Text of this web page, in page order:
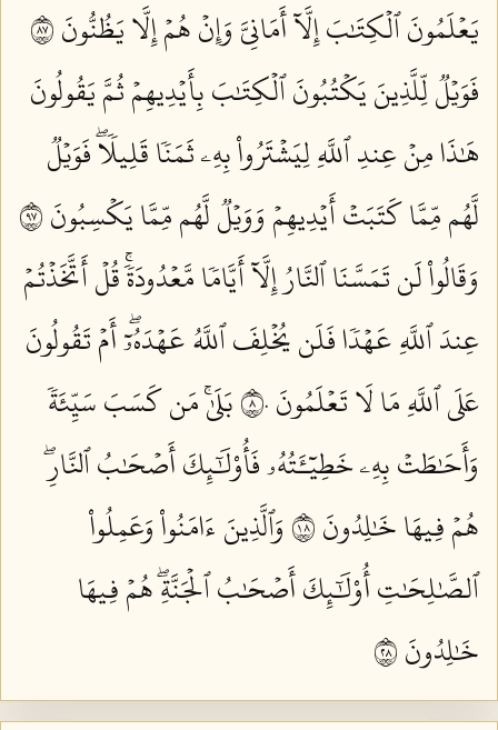
يَعۡلَمُونَ ٱلۡكِتَٰبَ إِلَّآ أَمَانِيَّ وَإِنۡ هُمۡ إِلَّا يَظُنُّونَ ٧٨
فَوَيۡلٞ لِّلَّذِينَ يَكۡتُبُونَ ٱلۡكِتَٰبَ بِأَيۡدِيهِمۡ ثُمَّ يَقُولُونَ
هَٰذَا مِنۡ عِندِ ٱللَّهِ لِيَشۡتَرُواْ بِهِۦ ثَمَنٗا قَلِيلٗاۖ فَوَيۡلٞ
لَّهُم مِّمَّا كَتَبَتۡ أَيۡدِيهِمۡ وَوَيۡلٞ لَّهُم مِّمَّا يَكۡسِبُونَ ٧٩
وَقَالُواْ لَن تَمَسَّنَا ٱلنَّارُ إِلَّآ أَيَّامٗا مَّعۡدُودَةٗۚ قُلۡ أَتَّخَذۡتُمۡ
عِندَ ٱللَّهِ عَهۡدٗا فَلَن يُخۡلِفَ ٱللَّهُ عَهۡدَهُۥٓۖ أَمۡ تَقُولُونَ
عَلَى ٱللَّهِ مَا لَا تَعۡلَمُونَ ٨٠
بَلَىٰۚ مَن كَسَبَ سَيِّئَةٗ
وَأَحَٰطَتۡ بِهِۦ خَطِيٓـَٔتُهُۥ فَأُوْلَٰٓئِكَ أَصۡحَٰبُ ٱلنَّارِۖ
هُمۡ فِيهَا خَٰلِدُونَ ٨١
وَٱلَّذِينَ ءَامَنُواْ وَعَمِلُواْ
ٱلصَّٰلِحَٰتِ أُوْلَٰٓئِكَ أَصۡحَٰبُ ٱلۡجَنَّةِۖ هُمۡ فِيهَا
خَٰلِدُونَ ٨٢